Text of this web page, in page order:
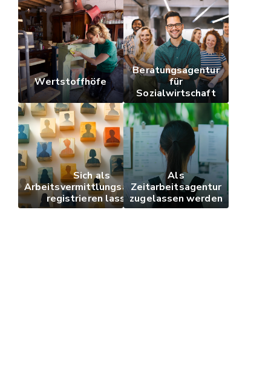
Wertstoffhöfe
Beratungsagentur
für
Sozialwirtschaft
Sich als
Arbeitsvermittlungsagentur
registrieren lassen
Als
Zeitarbeitsagentur
zugelassen werden